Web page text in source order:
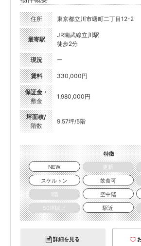
住所 東京都立川市曙町二丁目12-2
最寄駅
JR南武線立川駅
徒歩2分
現況 ー
賃料 330,000円
保証金・
敷金
1,980,000円
坪面積/
階数
9.57坪/5階
特徴
NEW
更新
スケルトン
飲食可
1階
空中階
50坪以上
駅近
詳細を見る